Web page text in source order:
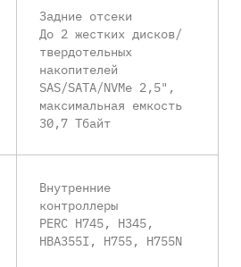
Задние отсеки
До 2 жестких дисков/
твердотельных
накопителей
SAS/SATA/NVMe 2,5",
максимальная емкость
30,7 Тбайт
Внутренние
контроллеры
PERC H745, H345,
HBA355I, H755, H755N